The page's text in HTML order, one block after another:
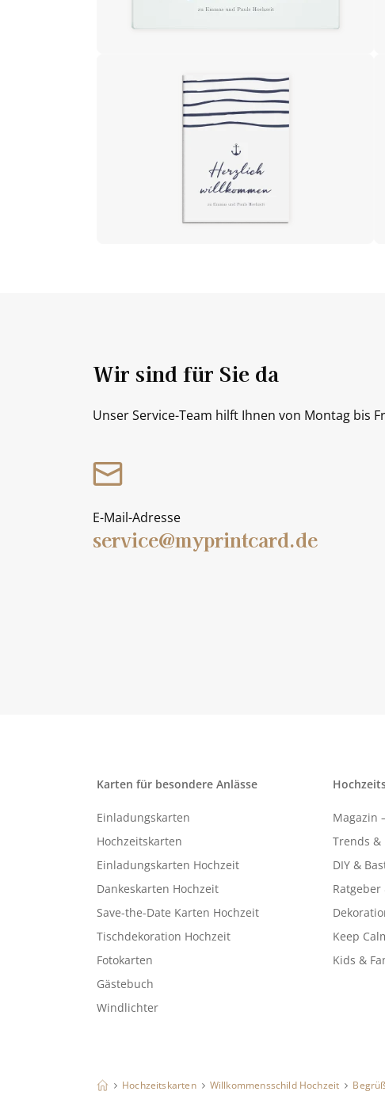
Wir sind für Sie da
Unser Service-Team hilft Ihnen von Montag bis
E-Mail-Adresse
service@myprintcard.de
Karten für besondere Anlässe
Einladungskarten
Hochzeitskarten
Einladungskarten Hochzeit
Dankeskarten Hochzeit
Save-the-Date Karten Hochzeit
Tischdekoration Hochzeit
Fotokarten
Gästebuch
Windlichter
Magazin
Trends &
DIY &
Keep
Kids &
Hochzeitskarten Willkommensschild Hochzeit